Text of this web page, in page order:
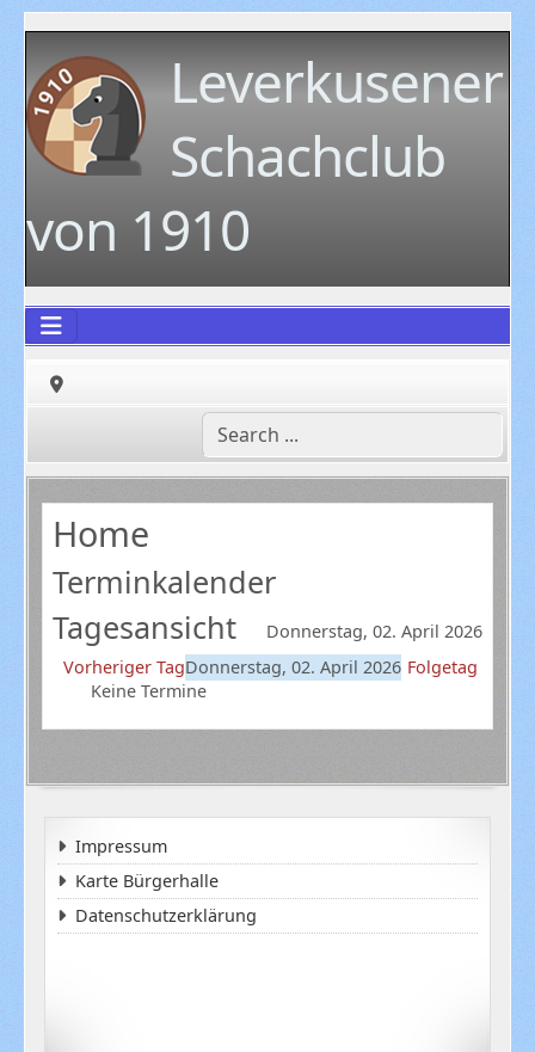
Leverkusener
Schachclub
von 1910
Home
Terminkalender
Tagesansicht
Donnerstag, 02. April 2026
Vorheriger TagDonnerstag, 02. April 2026 Folgetag
Keine Termine
Impressum
Karte Bürgerhalle
Datenschutzerklärung